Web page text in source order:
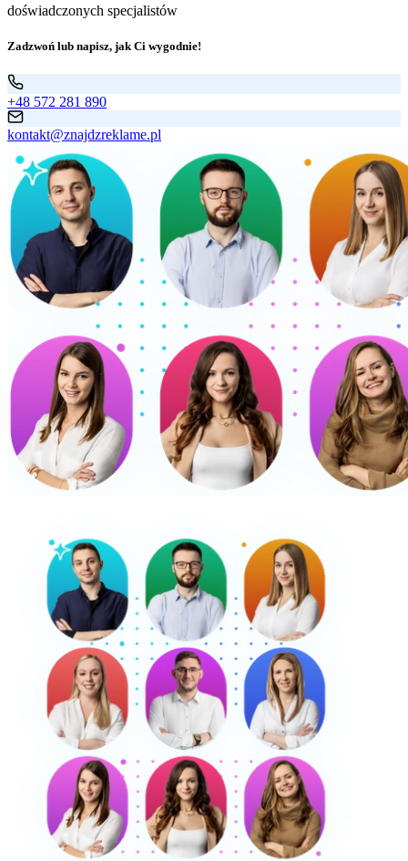
doświadczonych specjalistów
Zadzwoń lub napisz, jak Ci wygodnie!
+48 572 281 890
kontakt@znajdzreklame.pl